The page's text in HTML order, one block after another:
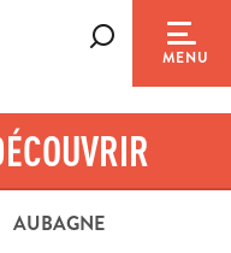
MENU
AUBAGNE